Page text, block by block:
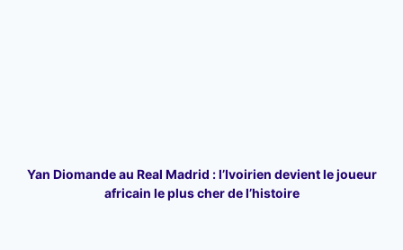
Yan Diomande au Real Madrid : l’Ivoirien devient le joueur
africain le plus cher de l’histoire